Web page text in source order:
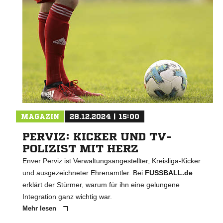
MAGAZIN 28.12.2024 | 15:00
PERVIZ: KICKER UND TV-
POLIZIST MIT HERZ
Enver Perviz ist Verwaltungsangestellter, Kreisliga-Kicker
und ausgezeichneter Ehrenamtler. Bei FUSSBALL.de
erklärt der Stürmer, warum für ihn eine gelungene
Integration ganz wichtig war.
Mehr lesen